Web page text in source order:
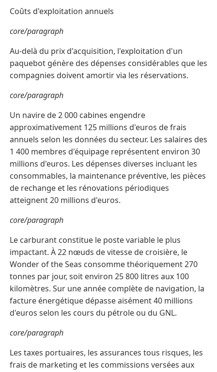
Coûts d'exploitation annuels
core/paragraph
Au-delà du prix d'acquisition, l'exploitation d'un
paquebot génère des dépenses considérables que les
compagnies doivent amortir via les réservations.
core/paragraph
Un navire de 2 000 cabines engendre
approximativement 125 millions d'euros de frais
annuels selon les données du secteur. Les salaires des
1 400 membres d'équipage représentent environ 30
millions d'euros. Les dépenses diverses incluant les
consommables, la maintenance préventive, les pièces
de rechange et les rénovations périodiques
atteignent 20 millions d'euros.
core/paragraph
Le carburant constitue le poste variable le plus
impactant. À 22 nœuds de vitesse de croisière, le
Wonder of the Seas consomme théoriquement 270
tonnes par jour, soit environ 25 800 litres aux 100
kilomètres. Sur une année complète de navigation, la
facture énergétique dépasse aisément 40 millions
d'euros selon les cours du pétrole ou du GNL.
core/paragraph
Les taxes portuaires, les assurances tous risques, les
frais de marketing et les commissions versées aux